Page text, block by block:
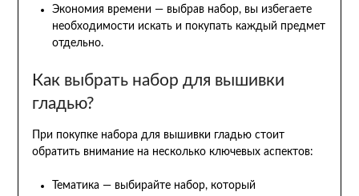
Экономия времени — выбрав набор, вы избегаете
необходимости искать и покупать каждый предмет
отдельно.
Как выбрать набор для вышивки
гладью?
При покупке набора для вышивки гладью стоит
обратить внимание на несколько ключевых аспектов:
Тематика — выбирайте набор, который